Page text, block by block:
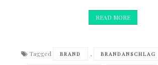
READ MORE
Tagged BRAND , BRANDANSCHLAG